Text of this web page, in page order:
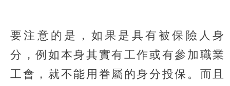
要注意的是，如果是具有被保險人身
分，例如本身其實有工作或有參加職業
工會，就不能用眷屬的身分投保。而且